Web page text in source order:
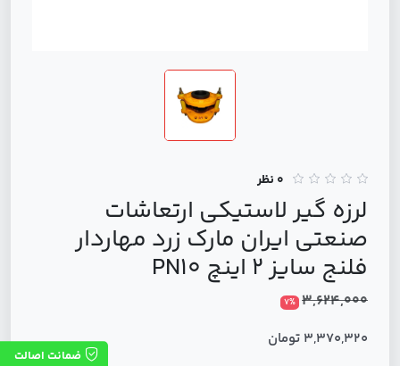
0 نظر
لرزه گیر لاستیکی ارتعاشات
صنعتی ایران مارک زرد مهاردار
فلنج سایز 2 اینچ PN10
3,624,000
7%
3,370,320 تومان
ضمانت اصالت